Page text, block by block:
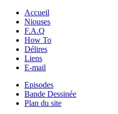
Accueil
Niouses
F.A.Q
How To
Délires
Liens
E-mail
Episodes
Bande Dessinée
Plan du site